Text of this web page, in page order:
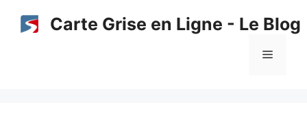
Carte Grise en Ligne - Le Blog
Menu